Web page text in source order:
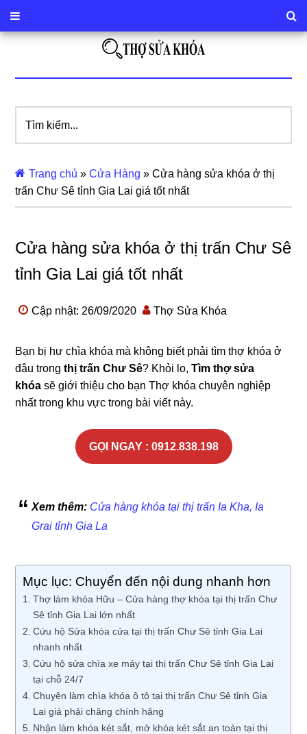
kiếm...
Trang chủ »Cửa Hàng »Cửa hàng sửa khóa ở thị
trấn Chư Sê tỉnh Gia Lai giá tốt nhất
Cửa hàng sửa khóa ở thị trấn Chư Sê
tỉnh Gia Lai giá tốt nhất
Cập nhật: 26/09/2020 Thợ Sửa Khóa
Bạn bị hư chìa khóa mà không biết phải tìm thợ khóa ở
đâu trongthị trấn Chư Sê? Khỏi lo,Tìm thợ sửa
khóa sẽ giới thiệu cho bạn Thợ khóa chuyên nghiệp
nhất trong khu vực trong bài viết này.
GỌI NGAY : 0912.838.198
Xem thêm: Cửa hàng khóa tại thị trấn Ia Kha, Ia
Grai tỉnh Gia La
Mục lục: Chuyển đến nội dung nhanh hơn
Thợ làm khóa Hữu – Cửa hàng thợ khóa tại thị trấn Chư
Sê tỉnh Gia Lai lớn nhất
Cứu hộ Sửa khóa cửa tại thị trấn Chư Sê tỉnh Gia Lai
nhanh nhất
Cứu hộ sửa chìa xe máy tại thị trấn Chư Sê tỉnh Gia Lai
tại chỗ 24/7
Chuyên làm chìa khóa ô tô tại thị trấn Chư Sê tỉnh Gia
Lai giá phải chăng chính hãng
Nhận làm khóa két sắt, mở khóa két sắt an toàn tại thị